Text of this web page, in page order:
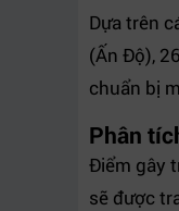
Dựa trên
(Ấn Độ),
chuẩn bị
Phân
Điểm gây
sẽ được